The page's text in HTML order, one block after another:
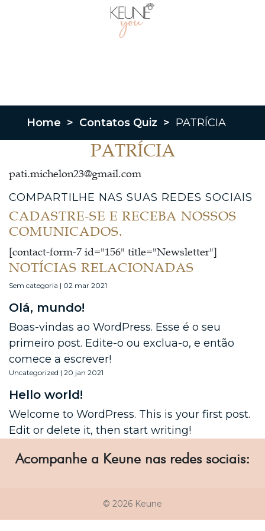
Home > Contatos Quiz > PATRÍCIA
PATRÍCIA
pati.michelon23@gmail.com
COMPARTILHE NAS SUAS REDES SOCIAIS
CADASTRE-SE E RECEBA NOSSOS
COMUNICADOS.
[contact-form-7 id="156" title="Newsletter"]
NOTÍCIAS RELACIONADAS
Sem categoria | 02 mar 2021
Olá, mundo!
Boas-vindas ao WordPress. Esse é o seu
primeiro post. Edite-o ou exclua-o, e então
comece a escrever!
Uncategorized | 20 jan 2021
Hello world!
Welcome to WordPress. This is your first post.
Edit or delete it, then start writing!
Acompanhe a Keune nas redes sociais:
© 2026 Keune